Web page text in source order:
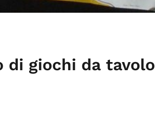
di giochi da tavolo